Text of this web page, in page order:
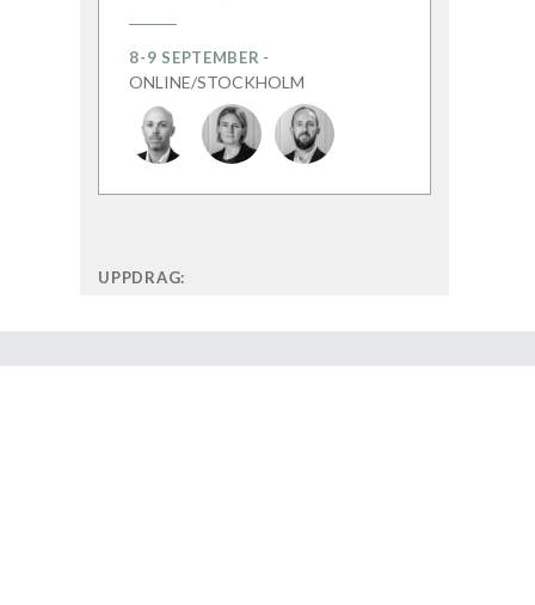
8-9 SEPTEMBER -
ONLINE/STOCKHOLM
UPPDRAG: